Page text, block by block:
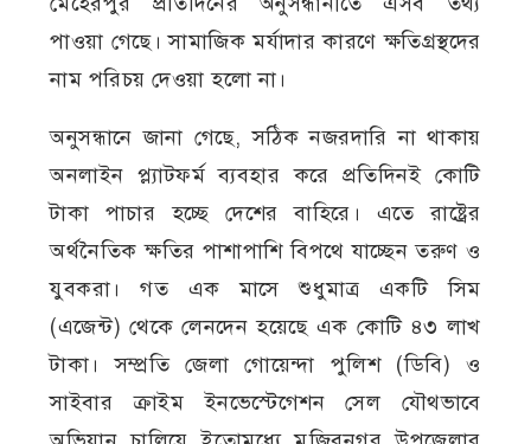
পাওয়া গেছে। সামাজিক মর্যাদার কারণে ক্ষতিগ্রস্থদের
নাম পরিচয় দেওয়া হলো না।
অনুসন্ধানে জানা গেছে, সঠিক নজরদারি না থাকায়
অনলাইন প্ল্যাটফর্ম ব্যবহার করে প্রতিদিনই কোটি
টাকা পাচার হচ্ছে দেশের বাহিরে। এতে রাষ্ট্রের
অর্থনৈতিক ক্ষতির পাশাপাশি বিপথে যাচ্ছেন তরুণ ও
যুবকরা। গত এক মাসে শুধুমাত্র একটি সিম
(এজেন্ট) থেকে লেনদেন হয়েছে এক কোটি ৪৩ লাখ
টাকা। সম্প্রতি জেলা গোয়েন্দা পুলিশ (ডিবি) ও
সাইবার ক্রাইম ইনভেস্টেগেশন সেল যৌথভাবে